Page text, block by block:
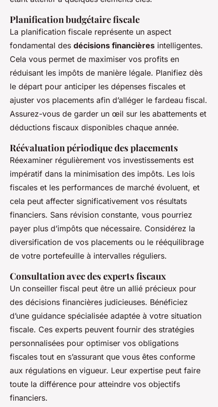
Planification budgétaire fiscale
La planification fiscale représente un aspect
fondamental des décisions financières intelligentes.
Cela vous permet de maximiser vos profits en
réduisant les impôts de manière légale. Planifiez dès
le départ pour anticiper les dépenses fiscales et
ajuster vos placements afin d’alléger le fardeau fiscal.
Assurez-vous de garder un œil sur les abattements et
déductions fiscaux disponibles chaque année.
Réévaluation périodique des placements
Réexaminer régulièrement vos investissements est
impératif dans la minimisation des impôts. Les lois
fiscales et les performances de marché évoluent, et
cela peut affecter significativement vos résultats
financiers. Sans révision constante, vous pourriez
payer plus d’impôts que nécessaire. Considérez la
diversification de vos placements ou le rééquilibrage
de votre portefeuille à intervalles réguliers.
Consultation avec des experts fiscaux
Un conseiller fiscal peut être un allié précieux pour
des décisions financières judicieuses. Bénéficiez
d’une guidance spécialisée adaptée à votre situation
fiscale. Ces experts peuvent fournir des stratégies
personnalisées pour optimiser vos obligations
fiscales tout en s’assurant que vous êtes conforme
aux régulations en vigueur. Leur expertise peut faire
toute la différence pour atteindre vos objectifs
financiers.